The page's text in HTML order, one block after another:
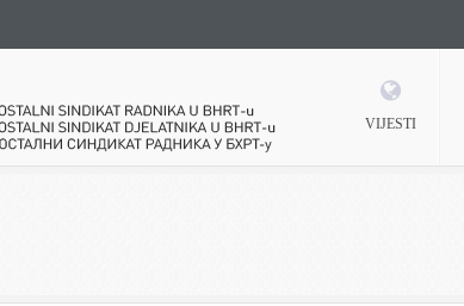
radnika u BHRT-u
VIJESTI